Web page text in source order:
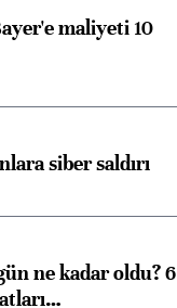
maliyeti 10
siber saldırı
ne kadar oldu? 6